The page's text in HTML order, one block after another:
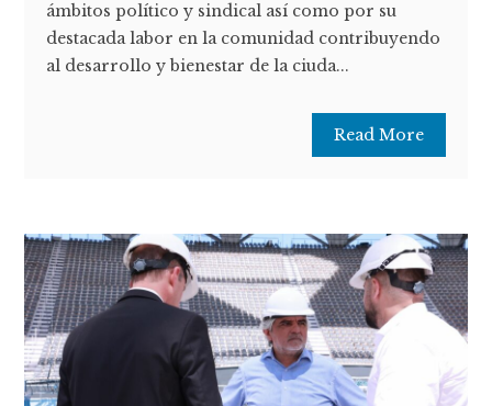
ámbitos político y sindical así como por su
destacada labor en la comunidad contribuyendo
al desarrollo y bienestar de la ciuda...
Read More